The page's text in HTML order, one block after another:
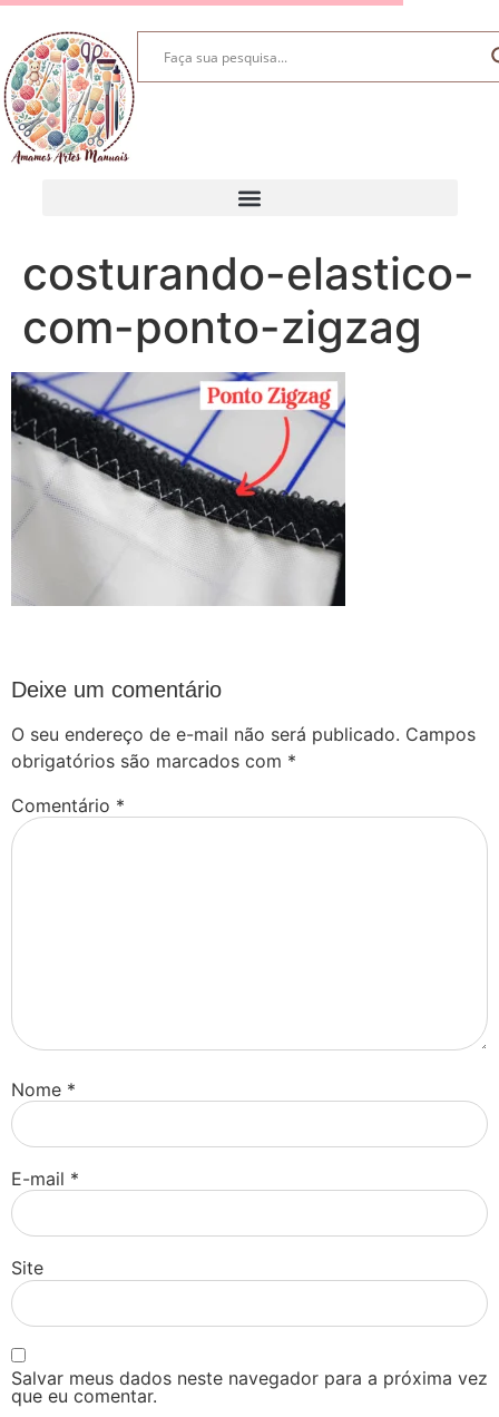
costurando-elastico-
com-ponto-zigzag
Deixe um comentário
O seu endereço de e-mail não será publicado. Campos
obrigatórios são marcados com *
Comentário *
Nome *
E-mail *
Site
Salvar meus dados neste navegador para a próxima vez
que eu comentar.